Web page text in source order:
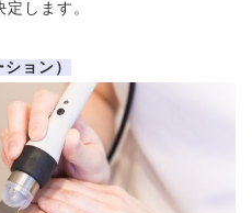
します。
ョン）